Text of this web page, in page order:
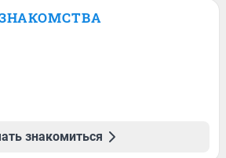
знакомиться